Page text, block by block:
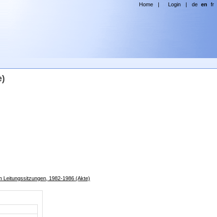
Leitungssitzungen, 1982-1986 (Akte)
Home | Login | de en fr